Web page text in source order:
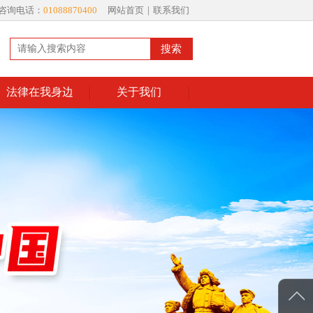
询电话： 01088870400 网站首页 联系我们
搜索
法律在我身边 关于我们